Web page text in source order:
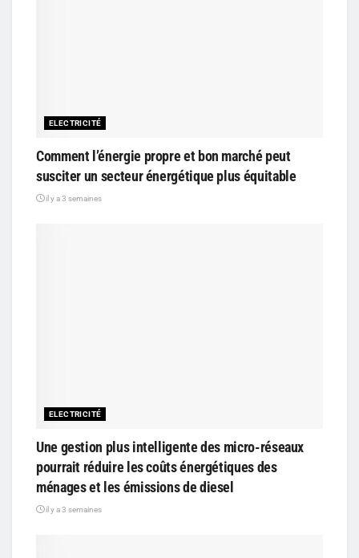
ELECTRICITÉ
Comment l’énergie propre et bon marché peut
susciter un secteur énergétique plus équitable
il y a 3 semaines
ELECTRICITÉ
Une gestion plus intelligente des micro-réseaux
pourrait réduire les coûts énergétiques des
ménages et les émissions de diesel
il y a 3 semaines